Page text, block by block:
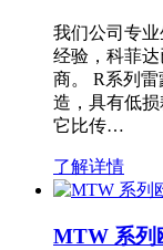
我们公司专
经验，科菲
商。 R系列
造，具有低
它比传…
了解详情
MTW 系列